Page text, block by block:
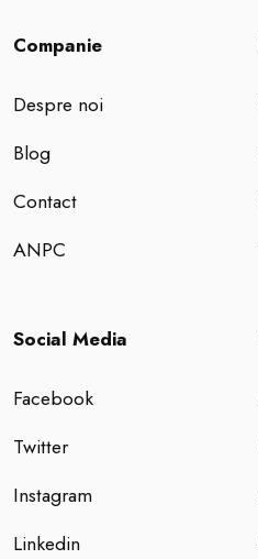
Companie
Despre noi
Blog
Contact
ANPC
Social Media
Facebook
Twitter
Instagram
Linkedin